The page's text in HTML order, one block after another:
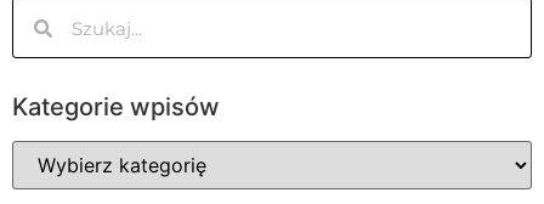
Kategorie wpisów